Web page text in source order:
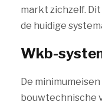
markt zichzelf.
de huidige
Wkb-
De
bouwtechnische